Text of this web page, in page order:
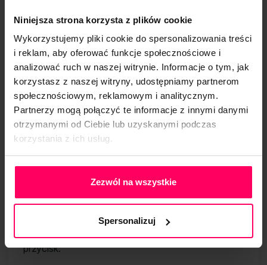
Niniejsza strona korzysta z plików cookie
Wykorzystujemy pliki cookie do spersonalizowania treści
i reklam, aby oferować funkcje społecznościowe i
analizować ruch w naszej witrynie. Informacje o tym, jak
korzystasz z naszej witryny, udostępniamy partnerom
społecznościowym, reklamowym i analitycznym.
Partnerzy mogą połączyć te informacje z innymi danymi
otrzymanymi od Ciebie lub uzyskanymi podczas
korzystania z ich usług.
Polityka Prywatności
Zezwól na wszystkie
Spersonalizuj
segmentu. Wiadomość może być odpowiednio
skonfigurowana, na przykład na podstawie profilu
użytkownika lub preferowanej przez niego wersji
językowej.
Rejestracja interakcji z kontaktami.
Narzędzie pozwala na zapisywanie wszystkich
interakcji, w jakie dana firma wchodzi z
posiadanymi kontaktami, w tym między innymi
listy, co umożliwia tworzenie tzw. dzienników
interakcji. Poszczególne funkcjonalności
umożliwiają również szybkie skontaktowanie się z
daną osobą. Przykładowo, aby wykonać telefon
przycisk.